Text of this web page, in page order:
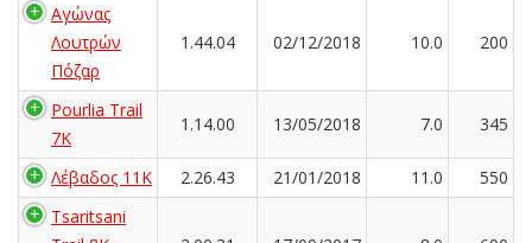
Αγώνας
Λουτρών
Πόζαρ
1.44.04 02/12/2018 10.0 200
Pourlia Trail
7Κ
1.14.00 13/05/2018 7.0 345
Λέβαδος 11K 2.26.43 21/01/2018 11.0
550
Tsaritsani